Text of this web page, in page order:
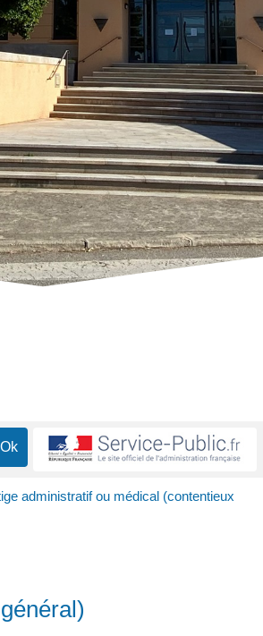
administratif ou médical (contentieux